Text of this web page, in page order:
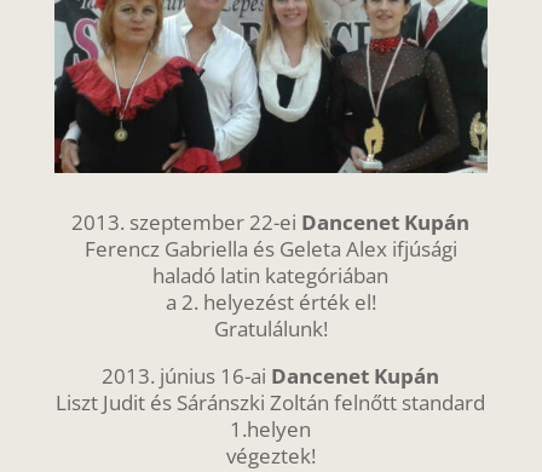
2013. szeptember 22-ei Dancenet Kupán
Ferencz Gabriella és Geleta Alex ifjúsági
haladó latin kategóriában
a 2. helyezést érték el!
Gratulálunk!
2013. június 16-ai Dancenet Kupán
Liszt Judit és Sáránszki Zoltán felnőtt standard
1.helyen
végeztek!